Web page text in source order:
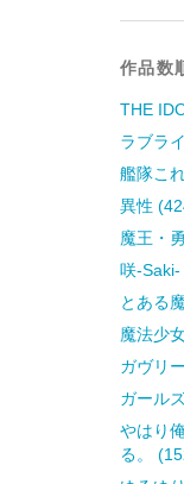
作品数
THE
ラブラ
艦隊こ
異性
魔王・
咲-
とある
魔法少
ガヴリ
ガール
やはり
る。